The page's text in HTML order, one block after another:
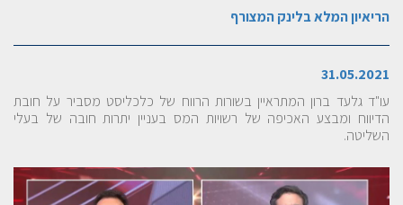
הריאיון המלא בלינק המצורף
31.05.2021
עו"ד גלעד ברון המתראיין בשורות הרווח של כלכליסט מסביר על חובת
הדיווח ומבצע האכיפה של רשויות המס בעניין יתרות חובה של בעלי
השליטה.